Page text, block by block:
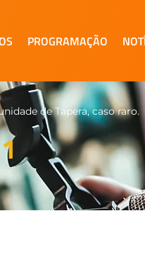
PROGRAMAÇÃO
de Tapera, caso raro.